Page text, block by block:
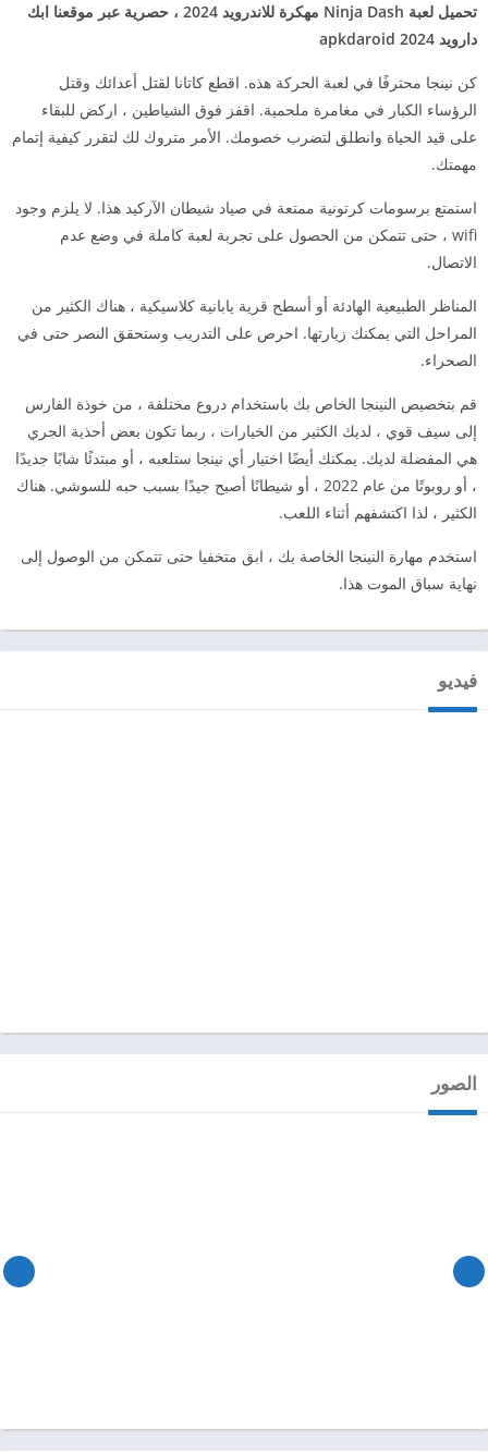
تحميل لعبة Ninja Dash مهكرة للاندرويد 2024 ، حصرية عبر موقعنا ابك
دارويد 2024 apkdaroid
كن نينجا محترفًا في لعبة الحركة هذه. اقطع كاتانا لقتل أعدائك وقتل
الرؤساء الكبار في مغامرة ملحمية. اقفز فوق الشياطين ، اركض للبقاء
على قيد الحياة وانطلق لتضرب خصومك. الأمر متروك لك لتقرر كيفية إتمام
مهمتك.
استمتع برسومات كرتونية ممتعة في صياد شيطان الآركيد هذا. لا يلزم وجود
wifi ، حتى تتمكن من الحصول على تجربة لعبة كاملة في وضع عدم
الاتصال.
المناظر الطبيعية الهادئة أو أسطح قرية يابانية كلاسيكية ، هناك الكثير من
المراحل التي يمكنك زيارتها. احرص على التدريب وستحقق النصر حتى في
الصحراء.
قم بتخصيص النينجا الخاص بك باستخدام دروع مختلفة ، من خوذة الفارس
إلى سيف قوي ، لديك الكثير من الخيارات ، ربما تكون بعض أحذية الجري
هي المفضلة لديك. يمكنك أيضًا اختيار أي نينجا ستلعبه ، أو مبتدئًا شابًا جديدًا
، أو روبوتًا من عام 2022 ، أو شيطانًا أصبح جيدًا بسبب حبه للسوشي. هناك
الكثير ، لذا اكتشفهم أثناء اللعب.
استخدم مهارة النينجا الخاصة بك ، ابق متخفيا حتى تتمكن من الوصول إلى
نهاية سباق الموت هذا.
فيديو
الصور